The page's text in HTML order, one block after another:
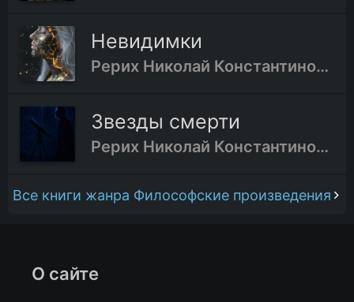
Невидимки
Рерих Николай Константинович
Звезды смерти
Рерих Николай Константинович
Все книги жанра Философские произведения
О сайте